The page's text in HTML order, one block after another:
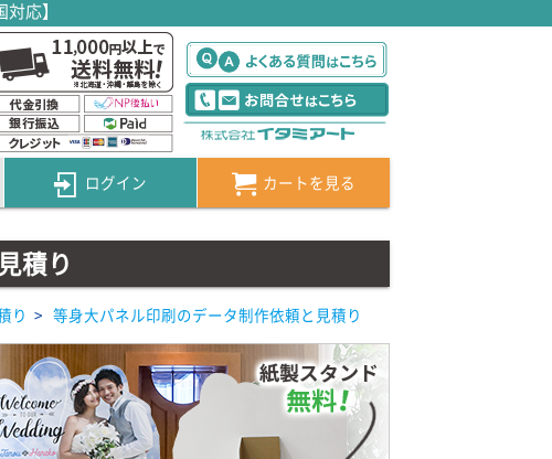
応】
ログイン カートを見る
積り
り > 等身大パネル印刷のデータ制作依頼と見積り